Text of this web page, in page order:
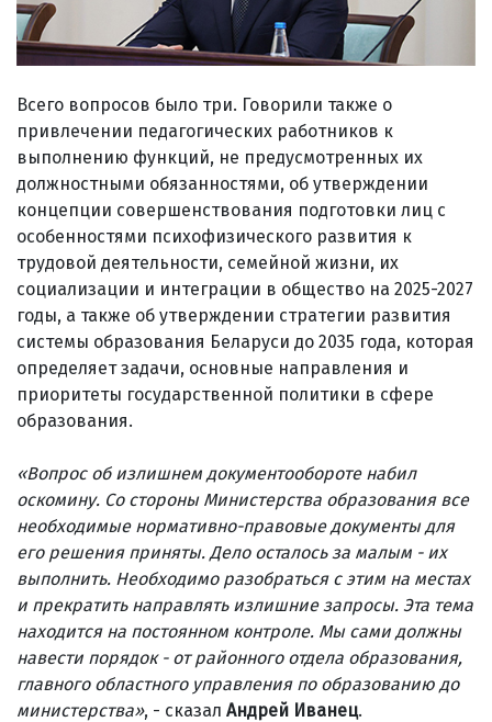
Всего вопросов было три. Говорили также о
привлечении педагогических работников к
выполнению функций, не предусмотренных их
должностными обязанностями, об утверждении
концепции совершенствования подготовки лиц с
особенностями психофизического развития к
трудовой деятельности, семейной жизни, их
социализации и интеграции в общество на 2025-2027
годы, а также об утверждении стратегии развития
системы образования Беларуси до 2035 года, которая
определяет задачи, основные направления и
приоритеты государственной политики в сфере
образования.
«Вопрос об излишнем документообороте набил
оскомину. Со стороны Министерства образования все
необходимые нормативно-правовые документы для
его решения приняты. Дело осталось за малым - их
выполнить. Необходимо разобраться с этим на местах
и прекратить направлять излишние запросы. Эта тема
находится на постоянном контроле. Мы сами должны
навести порядок - от районного отдела образования,
главного областного управления по образованию до
министерства», - сказал Андрей Иванец.